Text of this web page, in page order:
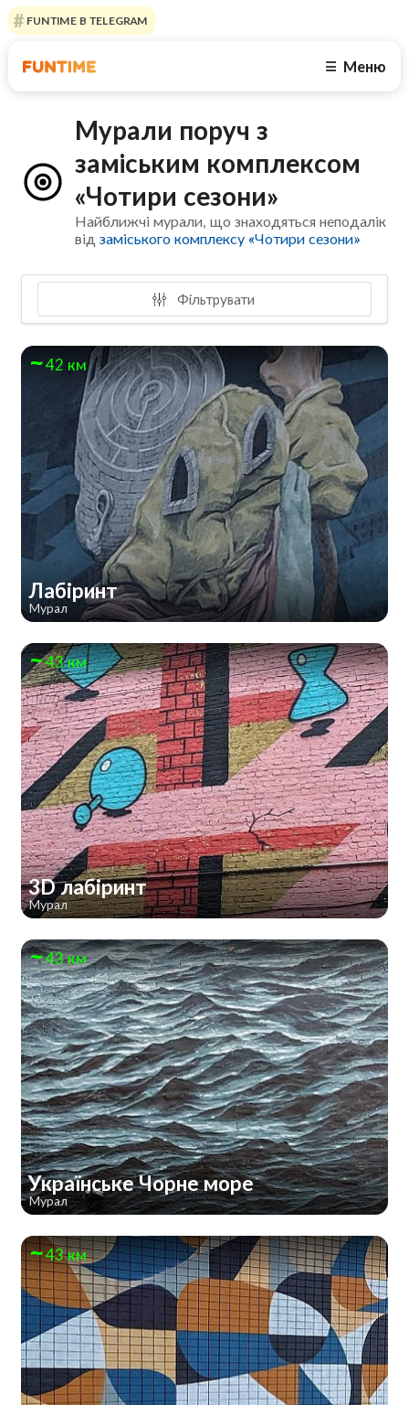
FUNTIME В TELEGRAM
☰ Меню
Мурали поруч з
заміським комплексом
«Чотири сезони»
Найближчі мурали, що знаходяться неподалік
відзаміського комплексу «Чотири сезони»
Фільтрувати
42 км
Лабіринт
Мурал
43 км
3D лабіринт
Мурал
43 км
Українське Чорне море
Мурал
43 км